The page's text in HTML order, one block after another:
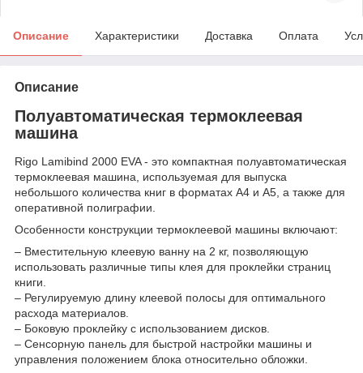
Описание Характеристики Доставка Оплата
Описание
Полуавтоматическая термоклеевая
машина
Rigo Lamibind 2000 EVA - это компактная полуавтоматическая
термоклеевая машина, используемая для выпуска
небольшого количества книг в форматах A4 и A5, а также для
оперативной полиграфии.
Особенности конструкции термоклеевой машины включают:
– Вместительную клеевую ванну на 2 кг, позволяющую
использовать различные типы клея для проклейки страниц
книги.
– Регулируемую длину клеевой полосы для оптимального
расхода материалов.
– Боковую проклейку с использованием дисков.
– Сенсорную панель для быстрой настройки машины и
управления положением блока относительно обложки.